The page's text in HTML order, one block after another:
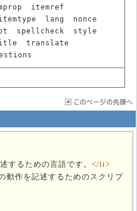
itemref
lang
nonce
spellcheck
style
translate
するための言語です。 </li>
動作を記述するためのスクリプ